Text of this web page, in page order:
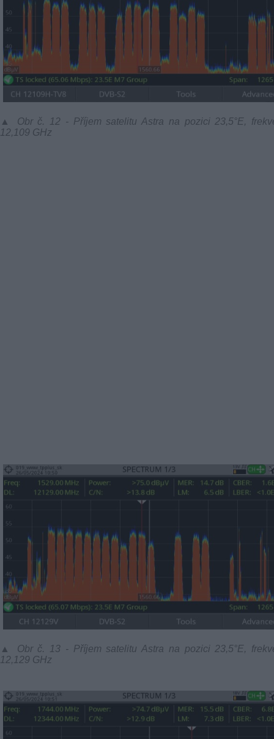
▲ Obr č. 12 - Příjem satelitu Astra na pozici 23,5°E,
12,109 GHz
▲ Obr č. 13 - Příjem satelitu Astra na pozici 23,5°E,
12,129 GHz